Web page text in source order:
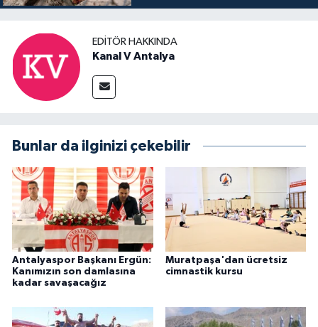
EDITÖR HAKKINDA
Kanal V Antalya
Bunlar da ilginizi çekebilir
Antalyaspor Başkanı Ergün:
Kanımızın son damlasına
kadar savaşacağız
Muratpaşa'dan ücretsiz
cimnastik kursu